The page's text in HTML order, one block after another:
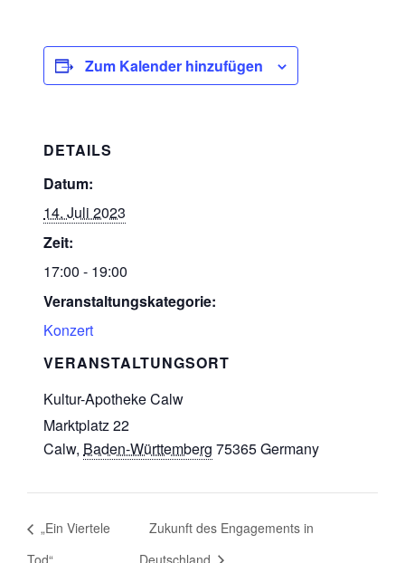
Zum Kalender hinzufügen
DETAILS
Datum:
14. Juli 2023
Zeit:
17:00 - 19:00
Veranstaltungskategorie:
Konzert
VERANSTALTUNGSORT
Kultur-Apotheke Calw
Marktplatz 22
Calw, Baden-Württemberg 75365Germany
„Ein Viertele
Tod“
Zukunft des Engagements in
Deutschland